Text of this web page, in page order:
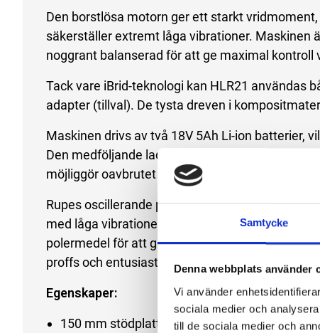
Samtycke
Denna webbplats använder
Vi använder
sociala medier och
till de sociala medier och
Den borstlösa motorn ger ett starkt
säkerställer extremt låga vibrationer. Maskinen
noggrant balanserad för att ge maximal kontroll
Tack vare iBrid-teknologi kan HLR21 användas
adapter (tillval). De tysta dreven i
Maskinen drivs av två 18V 5Ah Li-ion batterier,
Den medföljande laddaren har dubbla uttag och
möjliggör oavbrutet arbete.
Rupes oscillerande polermaskiner är
med låga vibrationer och hög
polermedel för att garantera ett professionellt
proffs och entusiaster.
Egenskaper:
150 mm stödplatta & 21 mm orbit – Hög